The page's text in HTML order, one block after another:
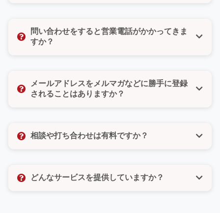
たい」「ちょっとした質問だけでもいいのかな」そん
な気持ちでも大丈夫です。どんな小さなご相談でもお
問い合わせをすると営業電話がかかってきま
すか？
たしません。また、お問い合わせフォームではご希望
の連絡方法（電話・メール・どちらでもよい）をお選
メールアドレスをメルマガなどに勝手に登録
されることはありますか？
なども一切いたしませんので、ご安心ください。お客
相談や打ち合わせは有料ですか？
望をしっかりとお聞きし、最適なご提案をさせていた
どんなサービスを提供していますか？